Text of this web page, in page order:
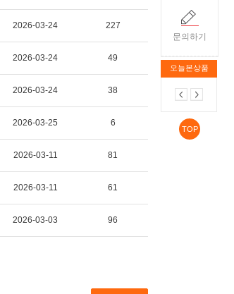
문의하기
오늘본상품
TOP
2026-03-24 227
2026-03-24 49
2026-03-24 38
2026-03-25 6
2026-03-11 81
2026-03-11 61
2026-03-03 96